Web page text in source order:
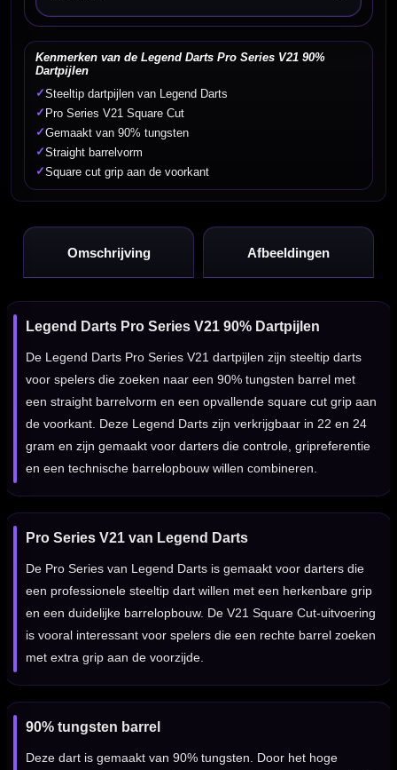
Kenmerken van de Legend Darts Pro Series V21 90%
Dartpijlen
✓Steeltip dartpijlen van Legend Darts
✓ Pro Series V21 Square Cut
✓Gemaakt van 90% tungsten
✓Straight barrelvorm
✓Square cut grip aan de voorkant
Omschrijving Afbeeldingen
Legend Darts Pro Series V21 90% Dartpijlen
De Legend Darts Pro Series V21 dartpijlen zijn steeltip darts
voor spelers die zoeken naar een 90% tungsten barrel met
een straight barrelvorm en een opvallende square cut grip aan
de voorkant. Deze Legend Darts zijn verkrijgbaar in 22 en 24
gram en zijn gemaakt voor darters die controle, gripreferentie
en een technische barrelopbouw willen combineren.
Pro Series V21 van Legend Darts
De Pro Series van Legend Darts is gemaakt voor darters die
een professionele steeltip dart willen met een herkenbare grip
en een duidelijke barrelopbouw. De V21 Square Cut-uitvoering
is vooral interessant voor spelers die een rechte barrel zoeken
met extra grip aan de voorzijde.
90% tungsten barrel
Deze dart is gemaakt van 90% tungsten. Door het hoge